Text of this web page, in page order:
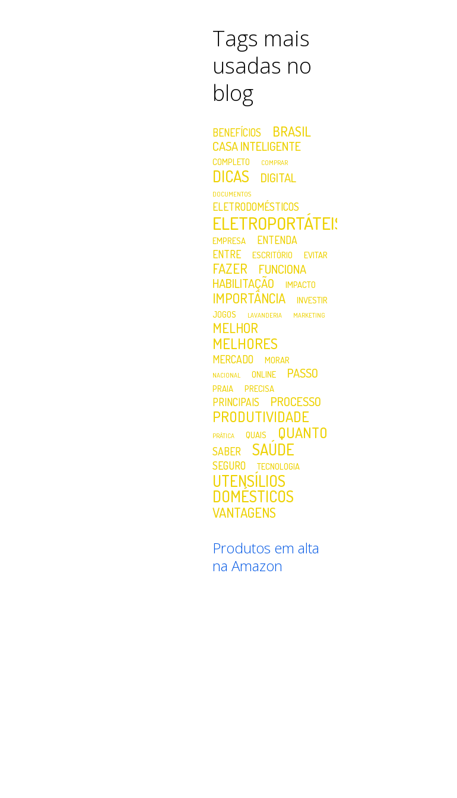
Tags mais
usadas no
blog
BENEFÍCIOS BRASIL
CASA INTELIGENTE
COMPLETO COMPRAR
DICAS DIGITAL
DOCUMENTOS
ELETRODOMÉSTICOS
ELETROPORTÁTEIS
EMPRESA
ENTENDA
ENTRE
ESCRITÓRIO EVITAR
FAZER
FUNCIONA
HABILITAÇÃO
IMPACTO
IMPORTÂNCIA
INVESTIR
JOGOS
LAVANDERIA MARKETING
MELHOR
MELHORES
MERCADO MORAR
NACIONAL ONLINE PASSO
PRAIA PRECISA
PRINCIPAIS PROCESSO
PRODUTIVIDADE
PRÁTICA QUAIS QUANTO
SABER SAÚDE
SEGURO TECNOLOGIA
UTENSÍLIOS
DOMÉSTICOS
VANTAGENS
Produtos em alta
na Amazon